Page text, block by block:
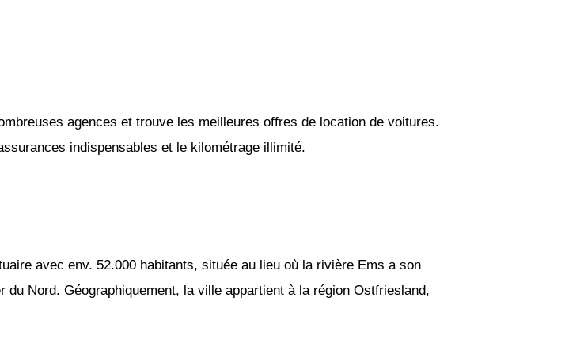
agences et trouve les meilleures offres de location de voitures.
indispensables et le kilométrage illimité.
avec env. 52.000 habitants, située au lieu où la rivière Ems a son
du Nord. Géographiquement, la ville appartient à la région Ostfriesland,